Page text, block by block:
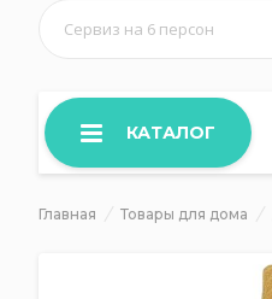
Сервиз на 6 персон
КАТАЛОГ
Главная Товары для дома